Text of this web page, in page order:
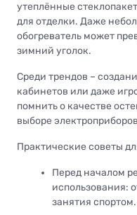
утеплённые
для отделки. Даже
обогреватель может
зимний уголок.
Среди трендов –
кабинетов или даже
помнить о качестве
выборе
Практические советы
Перед началом
использования:
занятия спортом.